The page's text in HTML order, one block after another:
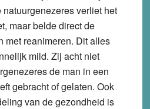
verliet het
maar belde direct de
met reanimeren. Dit alles
mild. Zij acht niet
de man in een
gebracht of gelaten. Ook
van de gezondheid is